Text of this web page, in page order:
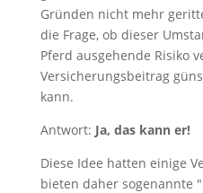
Gründen nicht mehr
die Frage, ob dieser
Pferd ausgehende Risiko
Versicherungsbeitrag
kann.
Antwort: Ja, das kann er!
Diese Idee hatten einige
bieten daher sogenannte